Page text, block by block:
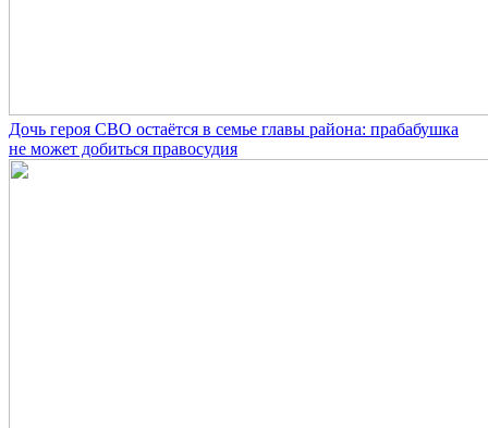
Дочь героя СВО остаётся в семье главы района: прабабушка
не может добиться правосудия